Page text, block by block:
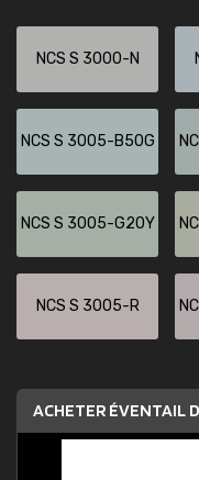
NCS S 3000-N
NCS S 3005-B50G
NCS S 3005-G20Y
NCS S 3005-R
ACHETER ÉVENTAIL